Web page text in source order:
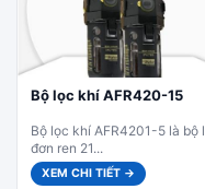
Bộ lọc khí AFR420-15
Bộ lọc khí AFR4201-5 là bộ
đơn ren 21...
XEM CHI TIẾT →